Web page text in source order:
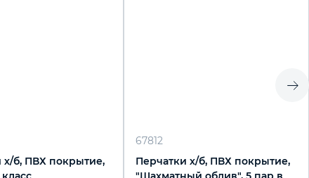
х/б, ПВХ покрытие,
67812
Перчатки х/б, ПВХ покрытие,